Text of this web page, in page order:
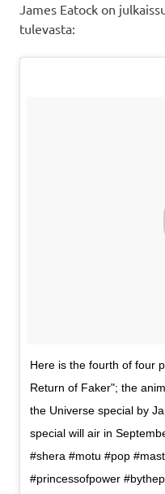
James Eatock on
tulevasta:
Here is the fourth of four
Return of Faker"; the
the Universe special by
special will air in
#shera #motu #pop
#princessofpower